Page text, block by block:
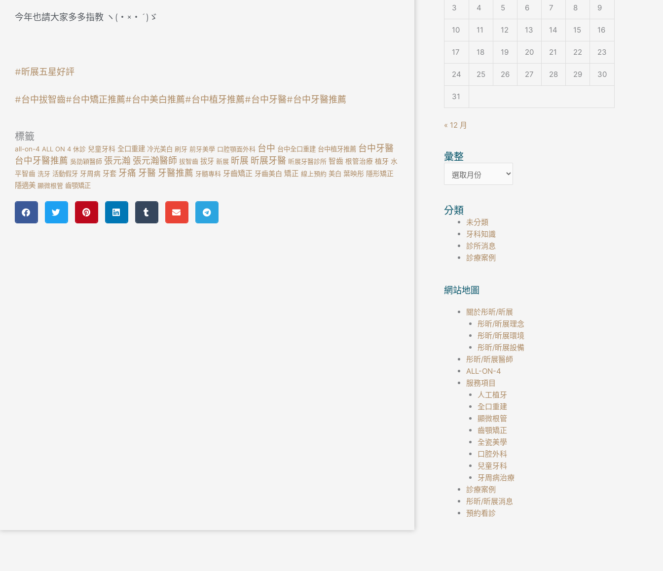
今年也請大家多多指教 ヽ(・×・´)ゞ
#昕展五星好評
#台中拔智齒#台中矯正推薦#台中美白推薦#台中植牙推薦#台中牙醫#台中牙醫推薦
標籤
all-on-4 ALL ON 4 休診 兒童牙科 全口重建 冷光美白 刷牙 前牙美學 口腔顎面外科 台中 台中全口重建 台中植牙推薦 台中牙醫
台中牙醫推薦 吳劭穎醫師 張元瀚 張元瀚醫師 拔智齒 拔牙 新展 昕展 昕展牙醫 昕展牙醫診所 智齒 根管治療 植牙 水
平智齒 洗牙 活動假牙 牙周病 牙套 牙痛 牙醫 牙醫推薦 牙髓專科 牙齒矯正 牙齒美白 矯正 線上預約 美白 葉映彤 隱形矯正
隱適美 顯微根管 齒顎矯正
3 4 5 6 7 8 9
10 11 12 13 14 15 16
17 18 19 20 21 22 23
24 25 26 27 28 29 30
31
« 12 月
彙整
彙
分類
未分類
牙科知識
診所消息
診療案例
網站地圖
關於彤昕/昕展
彤昕/昕展理念
彤昕/昕展環境
彤昕/昕展設備
彤昕/昕展醫師
ALL-ON-4
服務項目
人工植牙
全口重建
顯微根管
齒顎矯正
全瓷美學
口腔外科
兒童牙科
牙周病治療
診療案例
彤昕/昕展消息
預約看診